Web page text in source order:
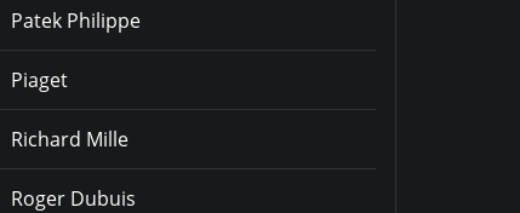
Patek Philippe
Piaget
Richard Mille
Roger Dubuis